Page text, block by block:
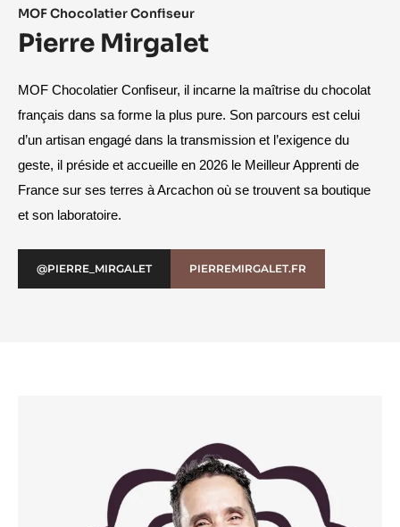
MOF Chocolatier ​Confiseur​
Pierre Mirgalet
MOF Chocolatier Confiseur, il incarne la maîtrise du chocolat
français dans sa forme la plus pure. Son parcours est celui
d’un artisan engagé dans la transmission et l’exigence du
geste, il préside et accueille en 2026 le Meilleur Apprenti de
France sur ses terres à Arcachon où se trouvent sa boutique
et son laboratoire.
@PIERRE_MIRGALET PIERREMIRGALET.FR